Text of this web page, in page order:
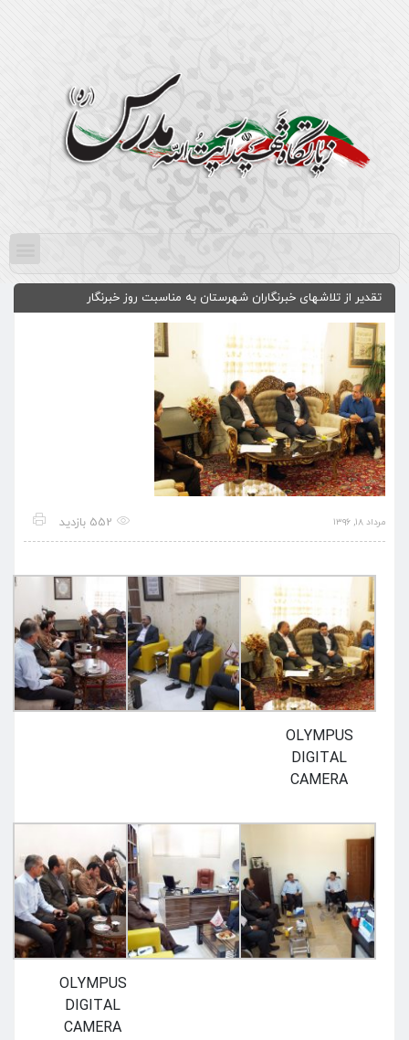
تقدیر از تلاشهای خبرنگاران شهرستان به مناسبت روز خبرنگار
مرداد ۱۸, ۱۳۹۶ 552 بازدید
OLYMPUS
DIGITAL
CAMERA
OLYMPUS
DIGITAL
CAMERA